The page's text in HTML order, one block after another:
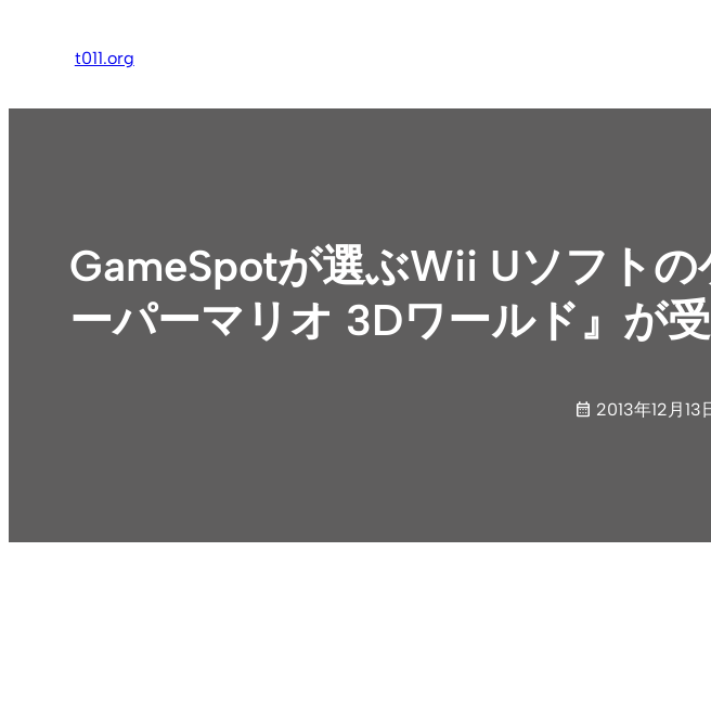
ス
t011.org
GameSpotが選ぶWii Uソフト
ーパーマリオ 3Dワールド』が
2013年12月13